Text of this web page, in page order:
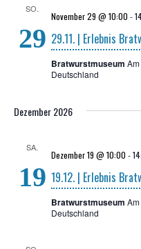
SO.
29 29.11. | Erleb­nis
November 29 @ 10:00 -
Bratwurstmuseum
Deutschland
Dezember 2026
SA.
19 19.12. | Erleb­nis
Dezember 19 @ 10:00 -
Bratwurstmuseum
Deutschland